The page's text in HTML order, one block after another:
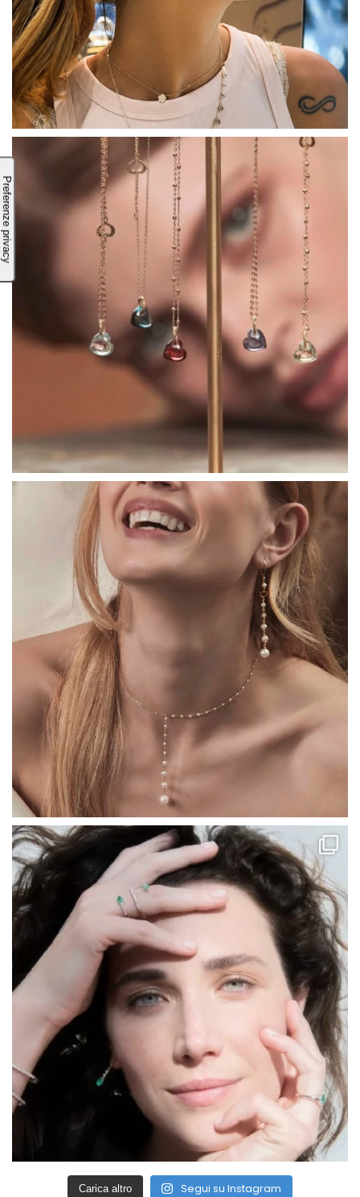
Carica altro Segui su Instagram